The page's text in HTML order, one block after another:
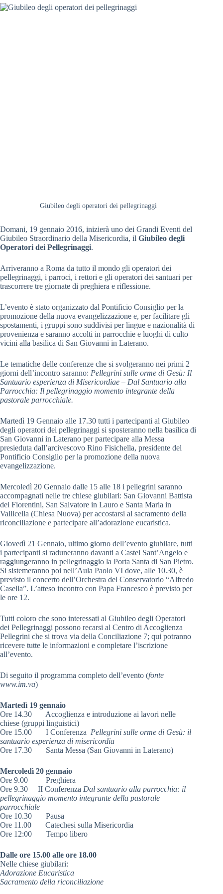
Giubileo degli operatori dei pellegrinaggi
Domani, 19 gennaio 2016, inizierà uno dei Grandi Eventi del
Giubileo Straordinario della Misericordia, il Giubileo degli
Operatori dei Pellegrinaggi.
Arriveranno a Roma da tutto il mondo gli operatori dei
pellegrinaggi, i parroci, i rettori e gli operatori dei santuari per
trascorrere tre giornate di preghiera e riflessione.
L’evento è stato organizzato dal Pontificio Consiglio per la
promozione della nuova evangelizzazione e, per facilitare gli
spostamenti, i gruppi sono suddivisi per lingue e nazionalità di
provenienza e saranno accolti in parrocchie e luoghi di culto
vicini alla basilica di San Giovanni in Laterano.
Le tematiche delle conferenze che si svolgeranno nei primi 2
giorni dell’incontro saranno: Pellegrini sulle orme di Gesù: Il
Santuario esperienza di Misericordiae – Dal Santuario alla
Parrocchia: Il pellegrinaggio momento integrante della
pastorale parrocchiale.
Martedì 19 Gennaio alle 17.30 tutti i partecipanti al Giubileo
degli operatori dei pellegrinaggi si sposteranno nella basilica di
San Giovanni in Laterano per partecipare alla Messa
presieduta dall’arcivescovo Rino Fisichella, presidente del
Pontificio Consiglio per la promozione della nuova
evangelizzazione.
Mercoledì 20 Gennaio dalle 15 alle 18 i pellegrini saranno
accompagnati nelle tre chiese giubilari: San Giovanni Battista
dei Fiorentini, San Salvatore in Lauro e Santa Maria in
Vallicella (Chiesa Nuova) per accostarsi al sacramento della
riconciliazione e partecipare all’adorazione eucaristica.
Giovedì 21 Gennaio, ultimo giorno dell’evento giubilare, tutti
i partecipanti si raduneranno davanti a Castel Sant’Angelo e
raggiungeranno in pellegrinaggio la Porta Santa di San Pietro.
Si sistemeranno poi nell’Aula Paolo VI dove, alle 10.30, è
previsto il concerto dell’Orchestra del Conservatorio “Alfredo
Casella”. L’atteso incontro con Papa Francesco è previsto per
le ore 12.
Tutti coloro che sono interessati al Giubileo degli Operatori
dei Pellegrinaggi possono recarsi al Centro di Accoglienza
Pellegrini che si trova via della Conciliazione 7; qui potranno
ricevere tutte le informazioni e completare l’iscrizione
all’evento.
Di seguito il programma completo dell’evento (fonte
www.im.va)
Martedì 19 gennaio
Ore 14.30 Accoglienza e introduzione ai lavori nelle
chiese (gruppi linguistici)
Ore 15.00 I Conferenza Pellegrini sulle orme di Gesù: il
santuario esperienza di misericordia
Ore 17.30 Santa Messa (San Giovanni in Laterano)
Mercoledì 20 gennaio
Ore 9.00 Preghiera
Ore 9.30 II Conferenza Dal santuario alla parrocchia: il
pellegrinaggio momento integrante della pastorale
parrocchiale
Ore 10.30 Pausa
Ore 11.00 Catechesi sulla Misericordia
Ore 12:00 Tempo libero
Dalle ore 15.00 alle ore 18.00
Nelle chiese giubilari:
Adorazione Eucaristica
Sacramento della riconciliazione